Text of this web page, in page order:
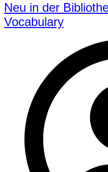
Neu in der
Vocabulary